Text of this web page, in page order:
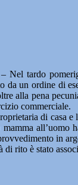
tardo
un ordine di
alla pena
commerciale.
di casa
in
rito è stato